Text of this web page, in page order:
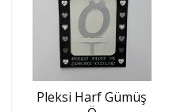
Pleksi Harf Gümüş